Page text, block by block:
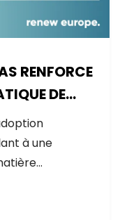
RENFORCE
DE
à une